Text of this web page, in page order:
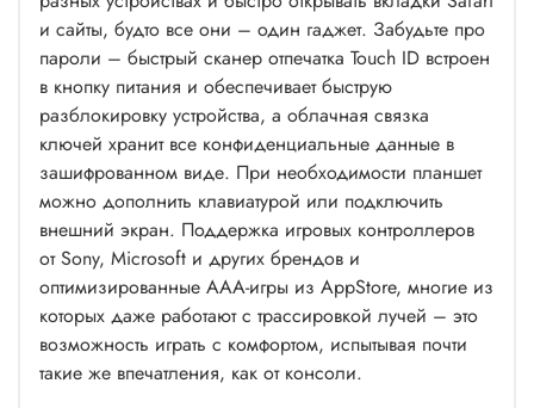
и сайты, будто все они – один гаджет. Забудьте про
пароли – быстрый сканер отпечатка Touch ID встроен
в кнопку питания и обеспечивает быструю
разблокировку устройства, а облачная связка
ключей хранит все конфиденциальные данные в
зашифрованном виде. При необходимости планшет
можно дополнить клавиатурой или подключить
внешний экран. Поддержка игровых контроллеров
от Sony, Microsoft и других брендов и
оптимизированные ААА-игры из AppStore, многие из
которых даже работают с трассировкой лучей – это
возможность играть с комфортом, испытывая почти
такие же впечатления, как от консоли.